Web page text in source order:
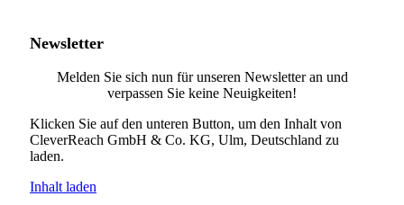
Newsletter
Melden Sie sich nun für unseren Newsletter an und
verpassen Sie keine Neuigkeiten!
Klicken Sie auf den unteren Button, um den Inhalt von
CleverReach GmbH & Co. KG, Ulm, Deutschland zu
laden.
Inhalt laden